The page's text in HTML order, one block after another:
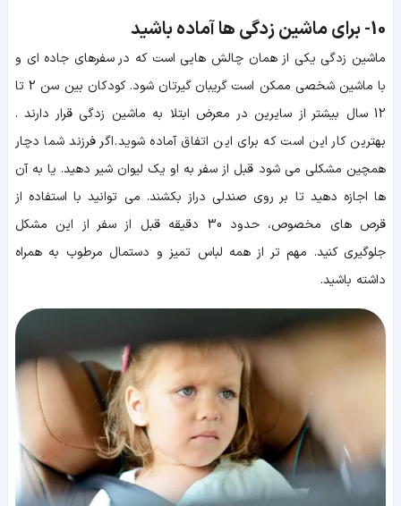
10- برای ماشین زدگی ها آماده باشید
ماشین زدگی یکی از همان چالش هایی است که در سفرهای جاده ای و
با ماشین شخصی ممکن است گریبان گیرتان شود. کودکان بین سن 2 تا
12 سال بیشتر از سایرین در معرض ابتلا به ماشین زدگی قرار دارند .
بهترین کار این است که برای این اتفاق آماده شوید. اگر فرزند شما دچار
همچین مشکلی می شود قبل از سفر به او یک لیوان شیر دهید. یا به آن
ها اجازه دهید تا بر روی صندلی دراز بکشند. می توانید با استفاده از
قرص های مخصوص، حدود 30 دقیقه قبل از سفر از این مشکل
جلوگیری کنید. مهم تر از همه لباس تمیز و دستمال مرطوب به همراه
داشته باشید.